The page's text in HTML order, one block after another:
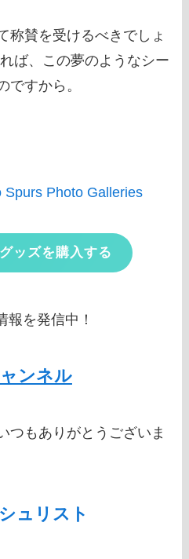
称賛を受けるべきでしょ
ば、この夢のようなシー
ですから。
Spurs Photo Galleries
ッズを購入する
報を発信中！
ンネル
つもありがとうございま
ュリスト